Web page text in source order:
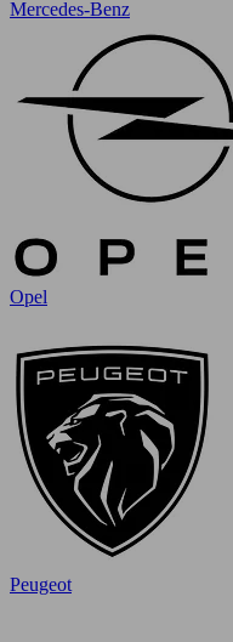
Mercedes-Benz
Opel
Peugeot